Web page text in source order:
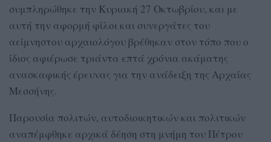
συμπληρώθηκε την Κυριακή 27 Οκτωβρίου, και με
αυτή την αφορμή φίλοι και συνεργάτες του
αείμνηστου αρχαιολόγου βρέθηκαν στον τόπο που ο
ίδιος αφιέρωσε τριάντα επτά χρόνια ακάματης
ανασκαφικής έρευνας για την ανάδειξη της Αρχαίας
Μεσσήνης.
Παρουσία πολιτών, αυτοδιοικητικών και πολιτικών
αναπέμφθηκε αρχικά δέηση στη μνήμη του Πέτρου